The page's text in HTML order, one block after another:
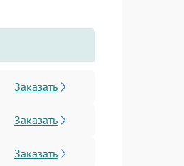
Заказать
Заказать
Заказать